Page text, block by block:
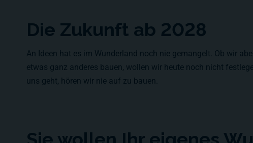
Die Zukunft ab 2028
An Ideen hat es im Wunderland noch nie gemangelt. Ob wir
etwas ganz anderes bauen, wollen wir heute noch nicht
uns geht, hören wir nie auf zu bauen.